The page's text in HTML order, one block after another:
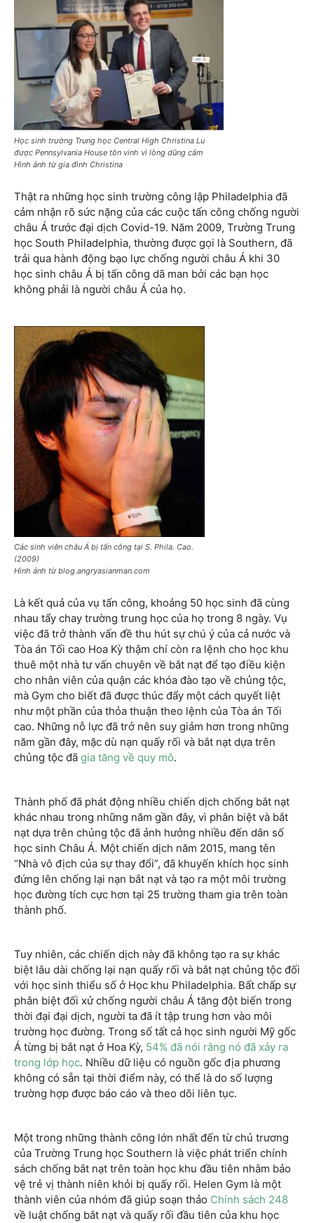
Học sinh trường Trung học Central High Christina Lu
được Pennsylvania House tôn vinh vì lòng dũng cảm
Hình ảnh từ gia đình Christina
Thật ra những học sinh trường công lập Philadelphia đã
cảm nhận rõ sức nặng của các cuộc tấn công chống người
châu Á trước đại dịch Covid-19. Năm 2009, Trường Trung
học South Philadelphia, thường được gọi là Southern, đã
trải qua hành động bạo lực chống người châu Á khi 30
học sinh châu Á bị tấn công dã man bởi các bạn học
không phải là người châu Á của họ.
Các sinh viên châu Á bị tấn công tại S. Phila. Cao.
(2009)
Hình ảnh từ blog.angryasianman.com
Là kết quả của vụ tấn công, khoảng 50 học sinh đã cùng
nhau tẩy chay trường trung học của họ trong 8 ngày. Vụ
việc đã trở thành vấn đề thu hút sự chú ý của cả nước và
Tòa án Tối cao Hoa Kỳ thậm chí còn ra lệnh cho học khu
thuê một nhà tư vấn chuyên về bắt nạt để tạo điều kiện
cho nhân viên của quận các khóa đào tạo về chủng tộc,
mà Gym cho biết đã được thúc đẩy một cách quyết liệt
như một phần của thỏa thuận theo lệnh của Tòa án Tối
cao. Những nỗ lực đã trở nên suy giảm hơn trong những
năm gần đây, mặc dù nạn quấy rối và bắt nạt dựa trên
chủng tộc đã gia tăng về quy mô.
Thành phố đã phát động nhiều chiến dịch chống bắt nạt
khác nhau trong những năm gần đây, vì phân biệt và bắt
nạt dựa trên chủng tộc đã ảnh hưởng nhiều đến dân số
học sinh Châu Á. Một chiến dịch năm 2015, mang tên
“Nhà vô địch của sự thay đổi”, đã khuyến khích học sinh
đứng lên chống lại nạn bắt nạt và tạo ra một môi trường
học đường tích cực hơn tại 25 trường tham gia trên toàn
thành phố.
Tuy nhiên, các chiến dịch này đã không tạo ra sự khác
biệt lâu dài chống lại nạn quấy rối và bắt nạt chủng tộc đối
với học sinh thiểu số ở Học khu Philadelphia. Bất chấp sự
phân biệt đối xử chống người châu Á tăng đột biến trong
thời đại đại dịch, người ta đã ít tập trung hơn vào môi
trường học đường. Trong số tất cả học sinh người Mỹ gốc
Á từng bị bắt nạt ở Hoa Kỳ, 54% đã nói rằng nó đã xảy ra
trong lớp học. Nhiều dữ liệu có nguồn gốc địa phương
không có sẵn tại thời điểm này, có thể là do số lượng
trường hợp được báo cáo và theo dõi liên tục.
Một trong những thành công lớn nhất đến từ chủ trương
của Trường Trung học Southern là việc phát triển chính
sách chống bắt nạt trên toàn học khu đầu tiên nhằm bảo
vệ trẻ vị thành niên khỏi bị quấy rối. Helen Gym là một
thành viên của nhóm đã giúp soạn thảo Chính sách 248
về luật chống bắt nạt và quấy rối đầu tiên của khu học